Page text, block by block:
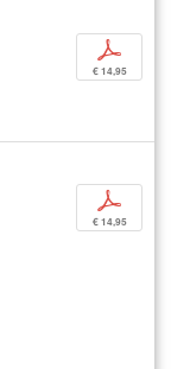
p
€ 14,95
p
€ 14,95